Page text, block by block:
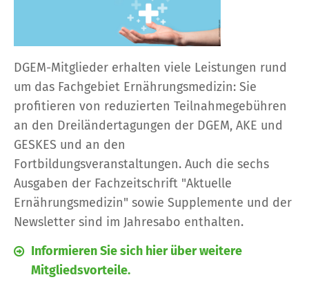
DGEM-Mitglieder erhalten viele Leistungen rund
um das Fachgebiet Ernährungsmedizin: Sie
profitieren von reduzierten Teilnahmegebühren
an den Dreiländertagungen der DGEM, AKE und
GESKES und an den
Fortbildungsveranstaltungen. Auch die sechs
Ausgaben der Fachzeitschrift "Aktuelle
Ernährungsmedizin" sowie Supplemente und der
Newsletter sind im Jahresabo enthalten.
Informieren Sie sich hier über weitere
Mitgliedsvorteile.